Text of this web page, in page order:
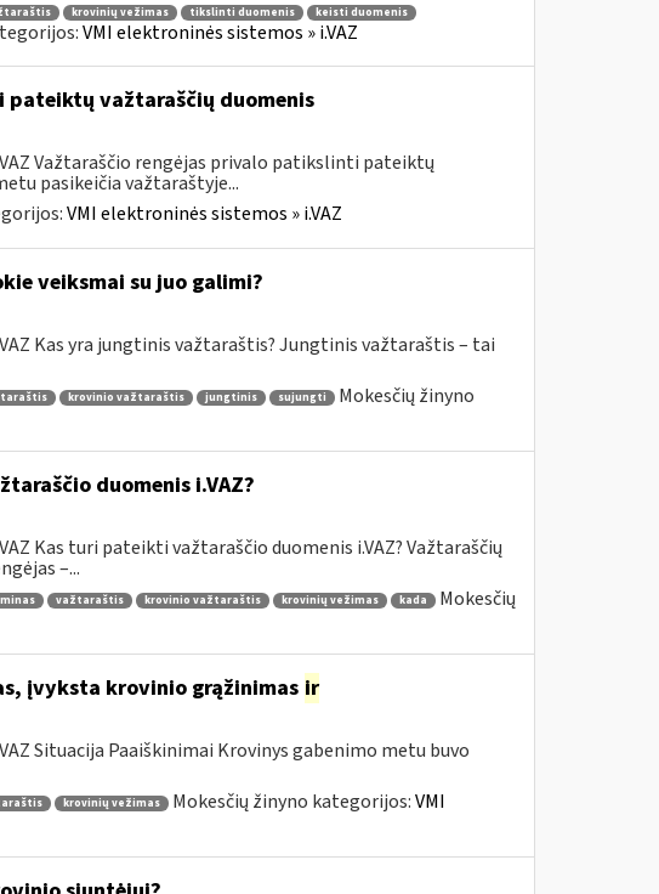
krovinių vežimas tikslinti duomenis
keisti duomenis
VMI elektroninės sistemos » i.VAZ
važtaraščių duomenis
Važtaraščio rengėjas privalo patikslinti pateiktų
pasikeičia važtaraštyje...
VMI elektroninės sistemos » i.VAZ
veiksmai su juo galimi?
Kas yra jungtinis važtaraštis? Jungtinis važtaraštis – tai
krovinio važtaraštis jungtinis sujungti
Mokesčių žinyno
duomenis i.VAZ?
Kas turi pateikti važtaraščio duomenis i.VAZ? Važtaraščių
–...
važtaraštis krovinio važtaraštis krovinių vežimas kada
Mokesčių
įvyksta krovinio grąžinimas ir
Situacija Paaiškinimai Krovinys gabenimo metu buvo
krovinių vežimas Mokesčių žinyno kategorijos:VMI